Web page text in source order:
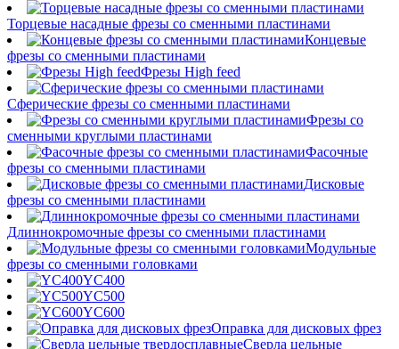
Торцевые насадные фрезы со сменными пластинами
Концевые
фрезы со сменными пластинами
Фрезы High feed
Сферические фрезы со сменными пластинами
Фрезы со
сменными круглыми пластинами
Фасочные
фрезы со сменными пластинами
Дисковые
фрезы со сменными пластинами
Длиннокромочные фрезы со сменными пластинами
Модульные
фрезы со сменными головками
YC400
YC500
YC600
Оправка для дисковых фрез
Сверла цельные